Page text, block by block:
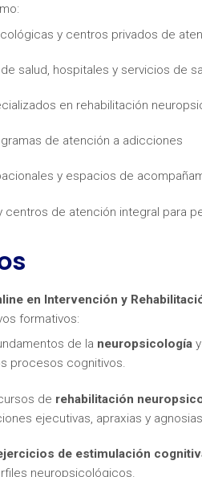
y centros privados de
salud, hospitales y servicios de
en rehabilitación
de atención a adicciones
y espacios de
centros de atención integral para
en Intervención y
formativos:
de la neuropsicología
procesos cognitivos.
de rehabilitación
ejecutivas, apraxias y agnosias.
de estimulación
neuropsicológicos.